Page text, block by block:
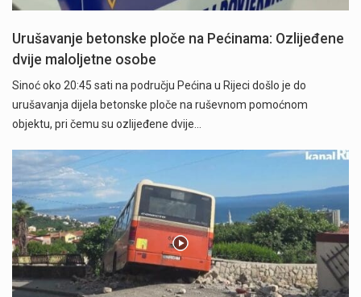
Urušavanje betonske ploče na Pećinama: Ozlijeđene
dvije maloljetne osobe
Sinoć oko 20:45 sati na području Pećina u Rijeci došlo je do
urušavanja dijela betonske ploče na ruševnom pomoćnom
objektu, pri čemu su ozlijeđene dvije…